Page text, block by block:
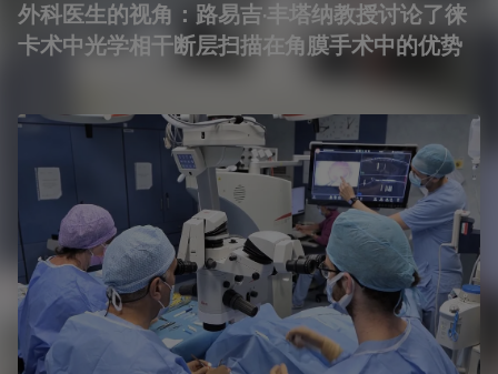
外科医生的视角：路易吉·丰塔纳教授讨论了徕
卡术中光学相干断层扫描在角膜手术中的优势